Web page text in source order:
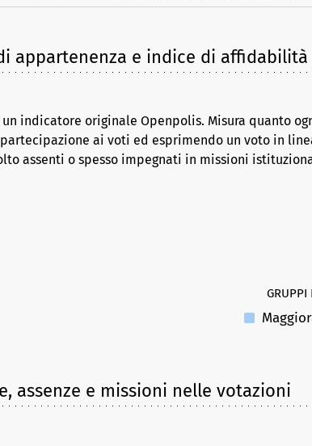
appartenenza e indice di
un indicatore originale Openpolis. Misura quanto
partecipazione ai voti ed esprimendo un voto in
assenti o spesso impegnati in missioni
GRUPPI
assenze e missioni nelle votazioni